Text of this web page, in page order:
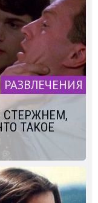
РАЗВЛЕЧЕНИЯ
ТАКОЕ